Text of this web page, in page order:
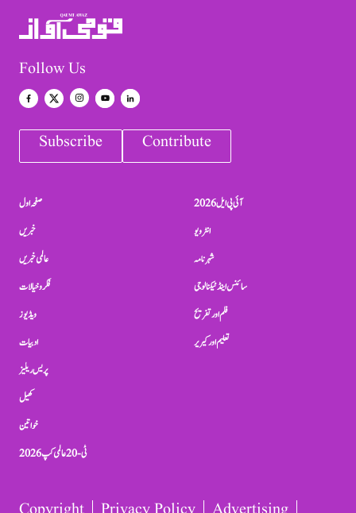
Follow Us
Subscribe Contribute
صفحہ اول
خبریں
عالمی خبریں
فکر و خیالات
ویڈیوز
ادبیات
پریس ریلیز
کھیل
خواتین
ٹی-20 عالمی کپ 2026
آئی پی ایل 2026
انٹرویو
شہرنامہ
سائنس اینڈ ٹیکنالوجی
فلم اور تفریح
تعلیم اور کیریر